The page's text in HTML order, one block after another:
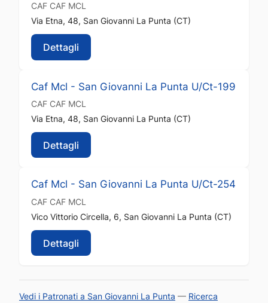
CAF CAF MCL
Via Etna, 48, San Giovanni La Punta (CT)
Dettagli
Caf Mcl - San Giovanni La Punta U/Ct-199
CAF CAF MCL
Via Etna, 48, San Giovanni La Punta (CT)
Dettagli
Caf Mcl - San Giovanni La Punta U/Ct-254
CAF CAF MCL
Vico Vittorio Circella, 6, San Giovanni La Punta (CT)
Dettagli
Vedi i Patronati a San Giovanni La Punta — Ricerca